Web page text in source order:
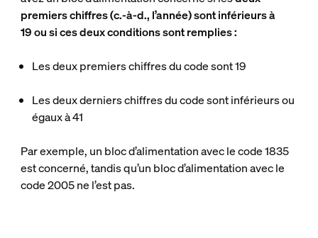
premiers chiffres (c.-à-d., l’année) sont inférieurs à
19 ou si ces deux conditions sont remplies :
Lesdeux premiers chiffresdu code sont19
Lesdeux derniers chiffresdu code sontinférieurs ou
égaux à 41
Par exemple, un bloc d’alimentation avec le code 1835
est concerné, tandis qu’un bloc d’alimentation avec le
code 2005 ne l’est pas.